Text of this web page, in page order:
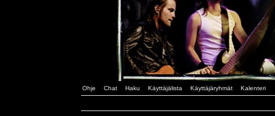
Ohje Chat Haku Käyttäjälista Käyttäjäryhmät Kalenteri